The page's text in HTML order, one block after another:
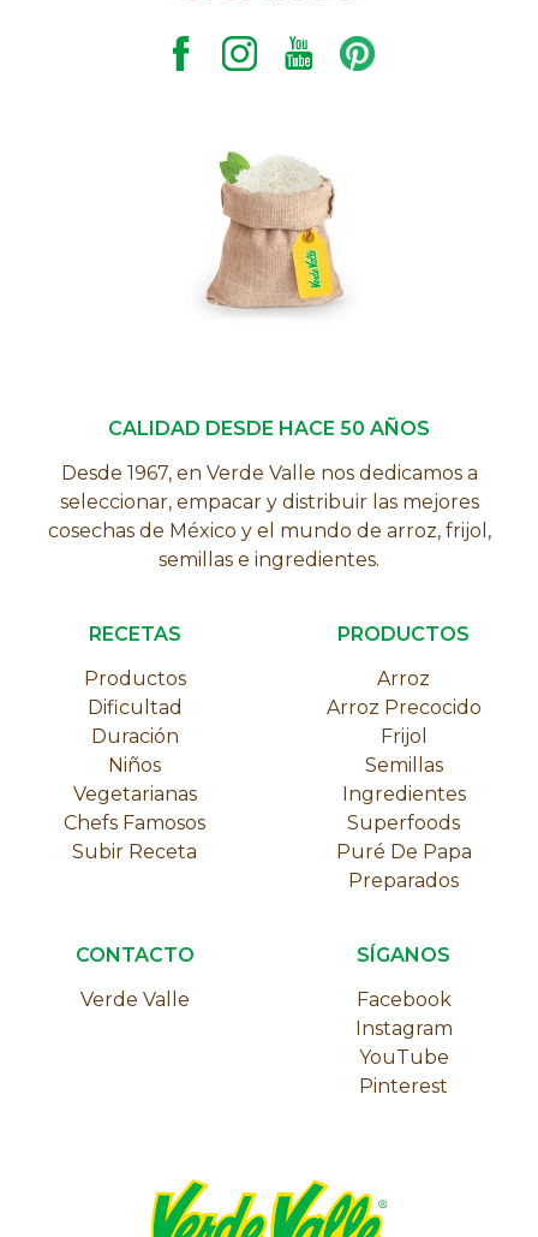
CALIDAD DESDE HACE 50 AÑOS
Desde 1967, en Verde Valle nos dedicamos a
seleccionar, empacar y distribuir las mejores
cosechas de México y el mundo de arroz, frijol,
semillas e ingredientes.
RECETAS
Productos
Dificultad
Duración
Niños
Vegetarianas
Chefs Famosos
Subir Receta
PRODUCTOS
Arroz
Arroz Precocido
Frijol
Semillas
Ingredientes
Superfoods
Puré De Papa
Preparados
CONTACTO
Verde Valle
SÍGANOS
Facebook
Instagram
YouTube
Pinterest